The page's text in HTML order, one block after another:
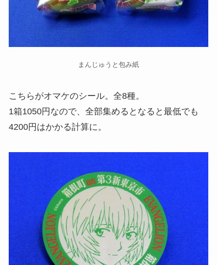
まんじゅうと包み紙
こちらがオマケのシール。全8種。
1箱1050円なので、全部集めるとなると最低でも
4200円はかかる計算に。